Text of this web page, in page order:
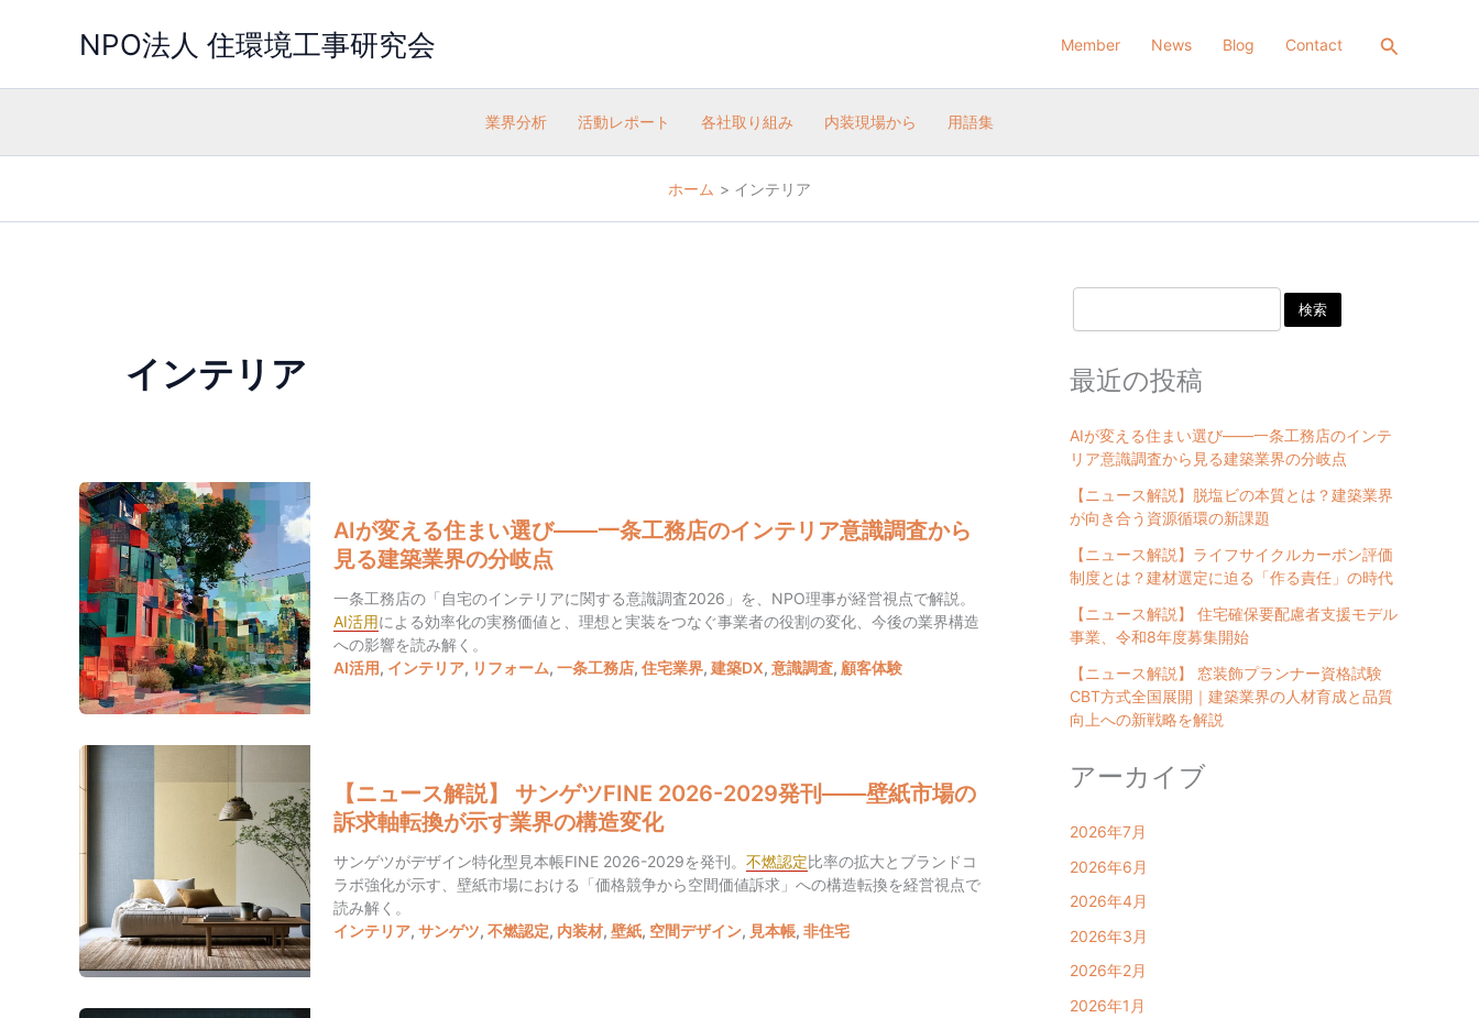
NPO法人 住環境工事研究会 Member News Blog Contact
検
業界分析 活動レポート 各社取り組み 内装現場から 用語集
ホーム インテリア
インテリア
AIが変える住まい選び――一条工務店のインテリア意識調査から
見る建築業界の分岐点
一条工務店の「自宅のインテリアに関する意識調査2026」を、NPO理事が経営視点で解説。
AI活用による効率化の実務価値と、理想と実装をつなぐ事業者の役割の変化、今後の業界構造
への影響を読み解く。
AI活用, インテリア, リフォーム, 一条工務店, 住宅業界, 建築DX, 意識調査, 顧客体験
【ニュース解説】 サンゲツFINE 2026-2029発刊——壁紙市場の
訴求軸転換が示す業界の構造変化
サンゲツがデザイン特化型見本帳FINE 2026-2029を発刊。 不燃認定比率の拡大とブランドコ
ラボ強化が示す、壁紙市場における「価格競争から空間価値訴求」への構造転換を経営視点で
読み解く。
インテリア, サンゲツ, 不燃認定, 内装材, 壁紙, 空間デザイン, 見本帳, 非住宅
検索
最近の投稿
AIが変える住まい選び――一条工務店のインテ
リア意識調査から見る建築業界の分岐点
【ニュース解説】脱塩ビの本質とは？建築業界
が向き合う資源循環の新課題
【ニュース解説】ライフサイクルカーボン評価
制度とは？建材選定に迫る「作る責任」の時代
【ニュース解説】 住宅確保要配慮者支援モデル
事業、令和8年度募集開始
【ニュース解説】 窓装飾プランナー資格試験
CBT方式全国展開｜建築業界の人材育成と品質
向上への新戦略を解説
アーカイブ
2026年7月
2026年6月
2026年4月
2026年3月
2026年2月
2026年1月